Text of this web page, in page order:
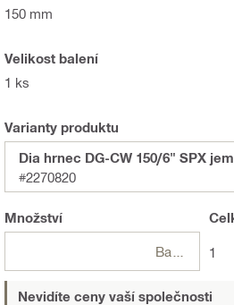
150 mm
Velikost balení
1 ks
Varianty produktu
Dia hrnec DG-CW 150/6" SPX
#2270820
Množství
1
Nevidíte ceny vaší společnosti